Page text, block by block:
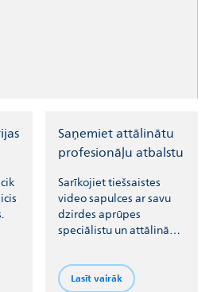
Saņemiet attālinātu
profesionāļu atbalstu
Sarīkojiet tiešsaistes
video sapulces ar savu
dzirdes aprūpes
speciālistu un attālināti
aparātus.
Lasīt vairāk